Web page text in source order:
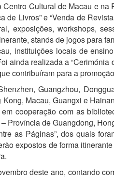
Cultural de Macau e na
Livros” e “Venda de
exposições, workshops,
stands de jogos para
instituições locais de
ainda realizada a “Cerimónia
contribuíram para a
Guangzhou,
Macau, Guangxi e
cooperação com as
Província de Guangdong,
as Páginas”, dos quais
expostos de forma
deste ano, contando